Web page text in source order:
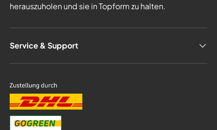
herauszuholen und sie in Topform zu halten.
Service & Support